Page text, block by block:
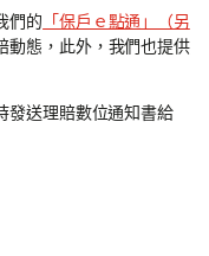
們的 「保戶ｅ點通」（另
動態，此外，我們也提供
發送理賠數位通知書給